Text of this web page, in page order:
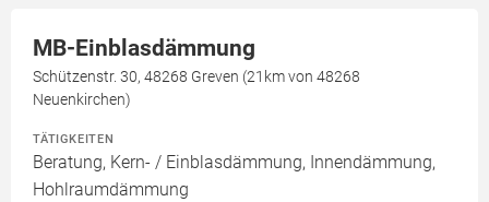
MB-Einblasdämmung
Schützenstr. 30, 48268 Greven (21km von 48268
Neuenkirchen)
TÄTIGKEITEN
Beratung, Kern- / Einblasdämmung, Innendämmung,
Hohlraumdämmung